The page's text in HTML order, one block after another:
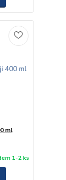
ml
1-2 ks